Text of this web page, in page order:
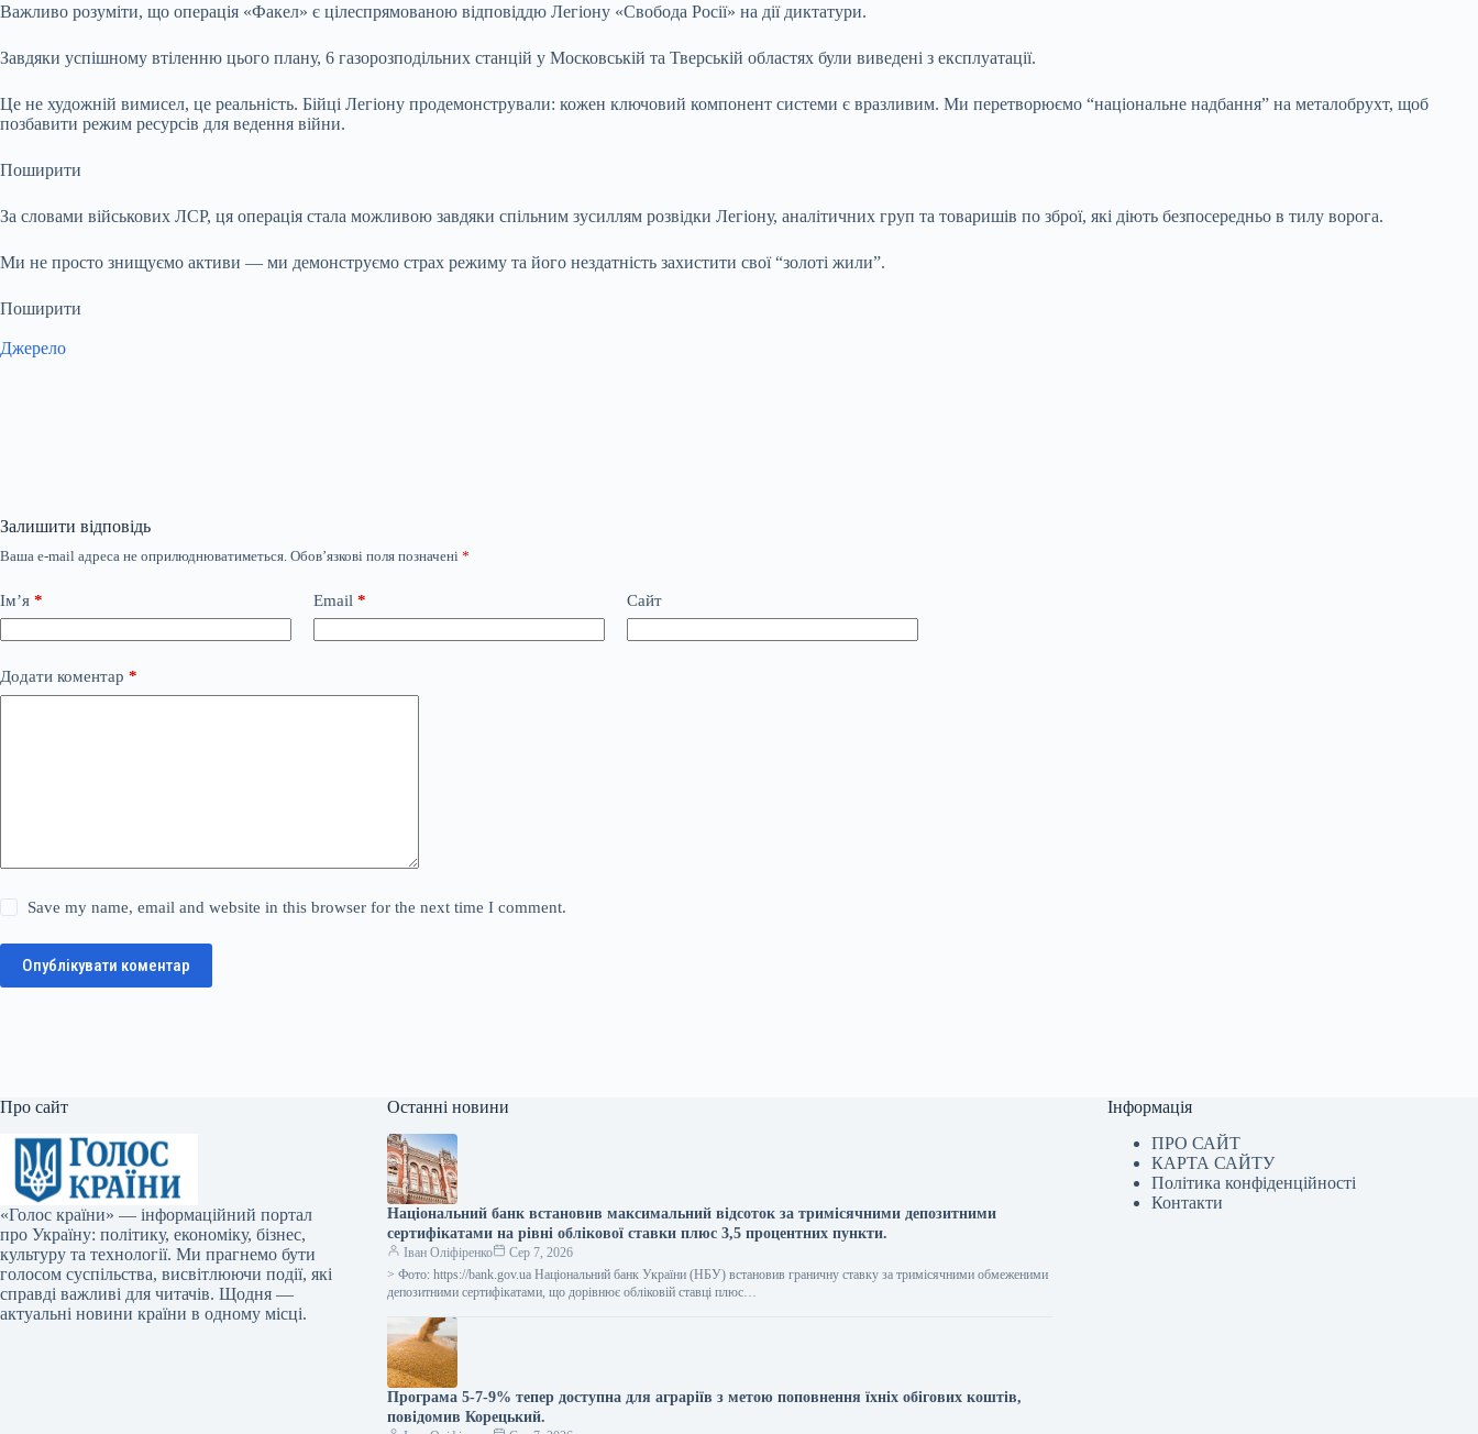
Важливо розуміти, що операція «Факел» є цілеспрямованою відповіддю Легіону «Свобода Росії» на дії диктатури.
Завдяки успішному втіленню цього плану, 6 газорозподільних станцій у Московській та Тверській областях були виведені з експлуатації.
Це не художній вимисел, це реальність. Бійці Легіону продемонстрували: кожен ключовий компонент системи є вразливим. Ми перетворюємо “національне надбання” на металобрухт, щоб
позбавити режим ресурсів для ведення війни.
Поширити
За словами військових ЛСР, ця операція стала можливою завдяки спільним зусиллям розвідки Легіону, аналітичних груп та товаришів по зброї, які діють безпосередньо в тилу ворога.
Ми не просто знищуємо активи — ми демонструємо страх режиму та його нездатність захистити свої “золоті жили”.
Поширити
Джерело
Залишити відповідь
Ваша e-mail адреса не оприлюднюватиметься. Обов’язкові поля позначені *
Ім’я * Email * Сайт
Додати коментар *
Save my name, email and website in this browser for the next time I comment.
Опублікувати коментар
Про сайт
«Голос країни» — інформаційний портал
про Україну: політику, економіку, бізнес,
культуру та технології. Ми прагнемо бути
голосом суспільства, висвітлюючи події, які
справді важливі для читачів. Щодня —
актуальні новини країни в одному місці.
Останні новини
Національний банк встановив максимальний відсоток за тримісячними депозитними
сертифікатами на рівні облікової ставки плюс 3,5 процентних пункти.
Іван Оліфіренко
Сер 7, 2026
> Фото: https://bank.gov.ua Національний банк України (НБУ) встановив граничну ставку за тримісячними обмеженими
депозитними сертифікатами, що дорівнює обліковій ставці плюс…
Програма 5-7-9% тепер доступна для аграріїв з метою поповнення їхніх обігових коштів,
повідомив Корецький.
Інформація
ПРО САЙТ
КАРТА САЙТУ
Політика конфіденційності
Контакти